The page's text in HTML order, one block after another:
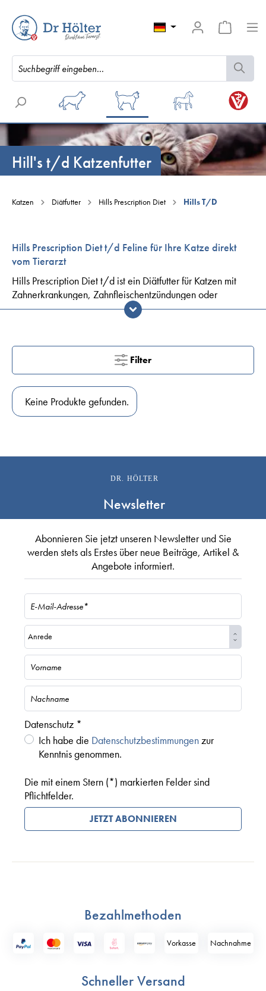
Hill's t/d Katzenfutter
Katzen Diätfutter Hills Prescription Diet Hills T/D
Hills Prescription Diet t/d Feline für Ihre Katze direkt
vom Tierarzt
Hills Prescription Diet t/d ist ein Diätfutter für Katzen mit
Zahnerkrankungen, Zahnfleischentzündungen oder
Mundgeruch. Es fördert die Zahnfleischgesundheit und wirkt
Zahnstein, Zahnbelag und Zahnverfärbungen entgegen.
Filter
Keine Produkte gefunden.
DR. HÖLTER
Newsletter
Abonnieren Sie jetzt unseren Newsletter und Sie
werden stets als Erstes über neue Beiträge, Artikel &
Angebote informiert.
Datenschutz *
Ich habe die Datenschutzbestimmungenzur
Kenntnis genommen.
Die mit einem Stern (*) markierten Felder sind
Pflichtfelder.
JETZT ABONNIEREN
Bezahlmethoden
Vorkasse Nach­nahme
Schneller Versand